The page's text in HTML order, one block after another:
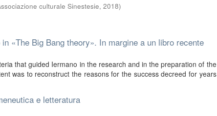
culturale Sinestesie,2018)
«The Big Bang theory». In margine a un libro recente
that guided Iermano in the research and in the preparation of the
was to reconstruct the reasons for the success decreed for years
e letteratura